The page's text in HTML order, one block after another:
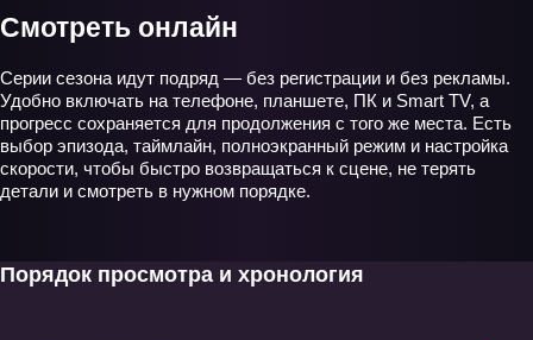
Смотреть онлайн
Серии сезона идут подряд — без регистрации и без рекламы.
Удобно включать на телефоне, планшете, ПК и Smart TV, а
прогресс сохраняется для продолжения с того же места. Есть
выбор эпизода, таймлайн, полноэкранный режим и настройка
скорости, чтобы быстро возвращаться к сцене, не терять
детали и смотреть в нужном порядке.
Порядок просмотра и хронология